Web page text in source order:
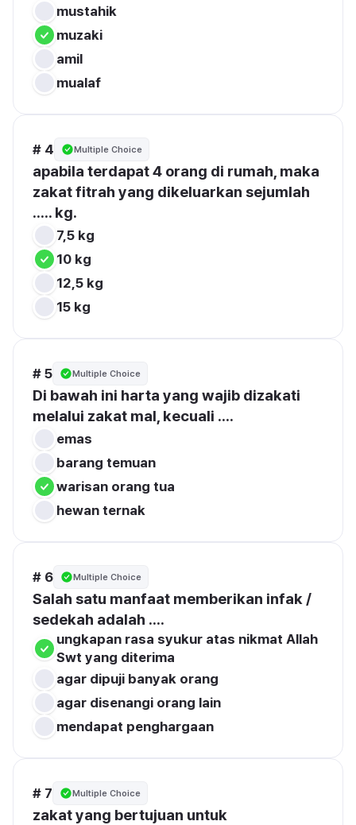
mustahik
muzaki
amil
mualaf
# 4 Multiple Choice
apabila terdapat 4 orang di rumah, maka
zakat fitrah yang dikeluarkan sejumlah
..... kg.
7,5 kg
10 kg
12,5 kg
15 kg
# 5 Multiple Choice
Di bawah ini harta yang wajib dizakati
melalui zakat mal, kecuali ....
emas
barang temuan
warisan orang tua
hewan ternak
# 6 Multiple Choice
Salah satu manfaat memberikan infak /
sedekah adalah ....
ungkapan rasa syukur atas nikmat Allah
Swt yang diterima
agar dipuji banyak orang
agar disenangi orang lain
mendapat penghargaan
# 7 Multiple Choice
zakat yang bertujuan untuk